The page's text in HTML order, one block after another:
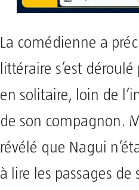
La comédienne a
littéraire s’est
en solitaire, loin de
de son compagnon.
révélé que Nagui
à lire les passages de